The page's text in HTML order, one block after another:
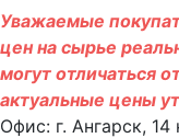
Уважаемые
цен на сырье
могут отличаться
актуальные цены
Офис: г. Ангарск, 14